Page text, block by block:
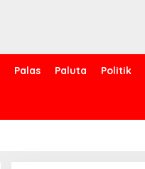
Palas Paluta Politik